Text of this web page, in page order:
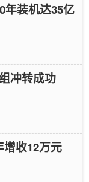
年装机达35亿
冲转成功
收12万元